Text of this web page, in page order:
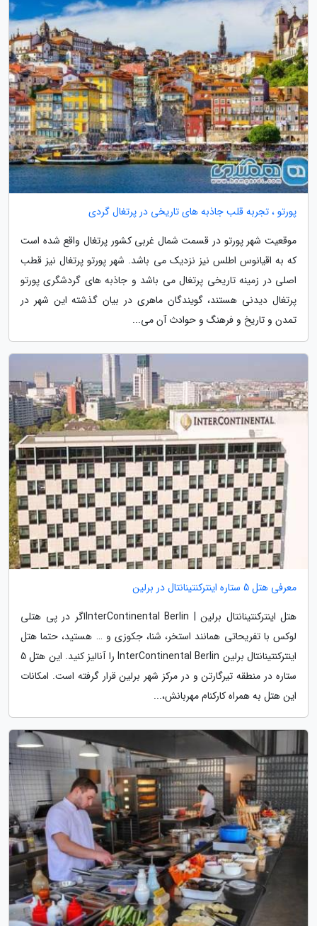
پورتو ، تجربه قلب جاذبه های تاریخی در پرتغال گردی
موقعیت شهر پورتو در قسمت شمال غربی کشور پرتغال واقع شده است
که به اقیانوس اطلس نیز نزدیک می باشد. شهر پورتو پرتغال نیز قطب
اصلی در زمینه تاریخی پرتغال می باشد و جاذبه های گردشگری پورتو
پرتغال دیدنی هستند، گویندگان ماهری در بیان گذشته این شهر در
تمدن و تاریخ و فرهنگ و حوادث آن می...
معرفی هتل 5 ستاره اینترکنتینانتال در برلین
هتل اینترکنتینانتال برلین | InterContinental Berlinاگر در پی هتلی
لوکس با تفریحاتی همانند استخر، شنا، جکوزی و … هستید، حتما هتل
اینترکنتینانتال برلین InterContinental Berlin را آنالیز کنید. این هتل 5
ستاره در منطقه تیرگارتن و در مرکز شهر برلین قرار گرفته است. امکانات
این هتل به همراه کارکنام مهربانش،...